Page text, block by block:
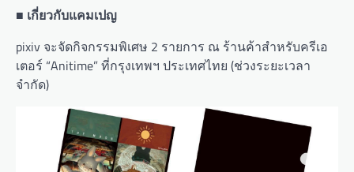
■ เกี่ยวกับแคมเปญ
pixiv จะจัดกิจกรรมพิเศษ 2 รายการ ณ ร้านค้าสำหรับครีเอ
เตอร์ “Anitime” ที่กรุงเทพฯ ประเทศไทย (ช่วงระยะเวลา
จำกัด)